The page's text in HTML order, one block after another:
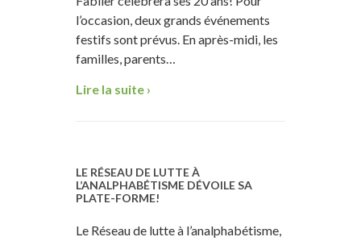
l’occasion, deux grands événements
festifs sont prévus. En après-midi, les
familles, parents…
Lire la suite ›
LE RÉSEAU DE LUTTE À
L’ANALPHABÉTISME DÉVOILE SA
PLATE-FORME!
Le Réseau de lutte à l’analphabétisme,